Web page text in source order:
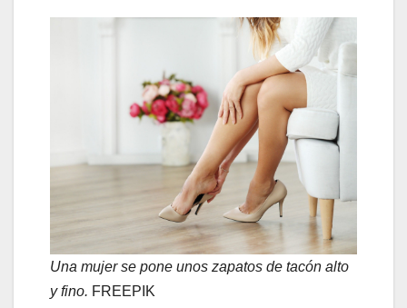
Una mujer se pone unos zapatos de tacón alto
y fino. FREEPIK